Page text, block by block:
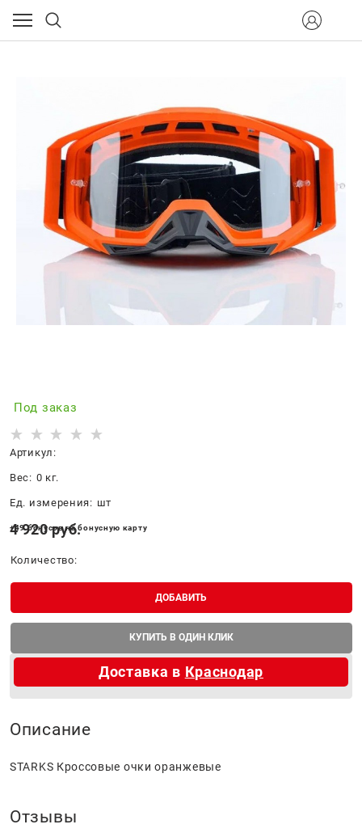
Под заказ
Артикул:
Вес: 0 кг.
Ед. измерения: шт
4 920 руб.
+49 бонусов на бонусную карту
Количество:
ДОБАВИТЬ
КУПИТЬ В ОДИН КЛИК
Доставка в Краснодар
Описание
STARKS Кроссовые очки оранжевые
Отзывы